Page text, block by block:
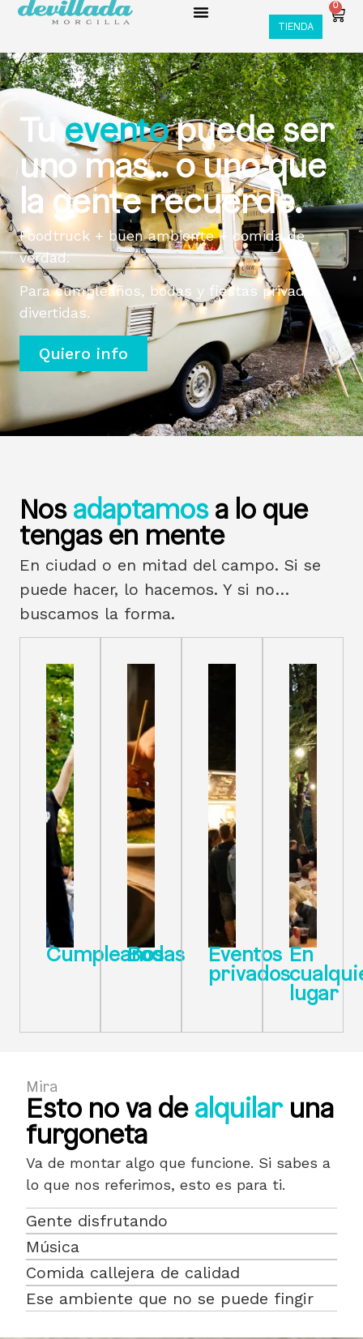
TIENDA
0
Tu eventopuede ser
uno más… o uno que
la gente recuerde.
Foodtruck + buen ambiente + comida de
verdad.
Para cumpleaños, bodas y fiestas privadas
divertidas.
Quiero info
Nosadaptamosa lo que
tengas en mente
En ciudad o en mitad del campo. Si se
puede hacer, lo hacemos. Y si no…
buscamos la forma.
Cumpleaños
Bodas Eventos
privados
En
lugar
Mira
Esto no va dealquilaruna
furgoneta
Va de montar algo que funcione. Si sabes a
lo que nos referimos, esto es para ti.
Gente disfrutando
Música
Comida callejera de calidad
Ese ambiente que no se puede fingir